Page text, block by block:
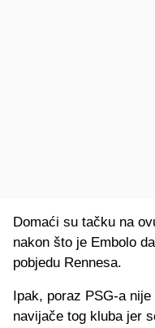
Domaći su tačku na
nakon što je Embolo
pobjedu Rennesa.
Ipak, poraz PSG-a
navijače tog kluba jer